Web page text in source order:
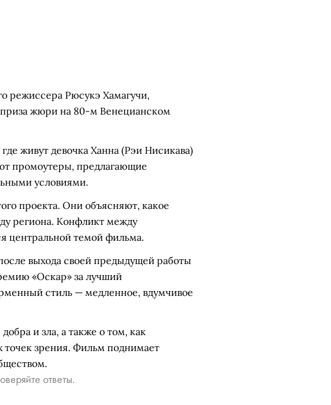
режиссера Рюсукэ Хамагучи,
приза жюри на 80-м Венецианском
живут девочка Ханна (Рэи Нисикава)
промоутеры, предлагающие
условиями.
проекта. Они объясняют, какое
региона. Конфликт между
центральной темой фильма.
выхода своей предыдущей работы
«Оскар» за лучший
стиль — медленное, вдумчивое
и зла, а также о том, как
точек зрения. Фильм поднимает
ответы.